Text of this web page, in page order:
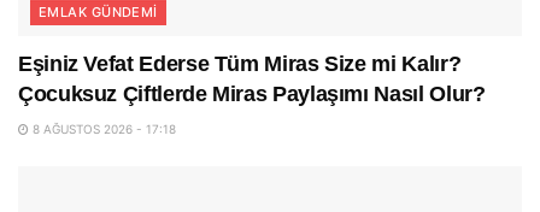
EMLAK GÜNDEMI
Eşiniz Vefat Ederse Tüm Miras Size mi Kalır?
Çocuksuz Çiftlerde Miras Paylaşımı Nasıl Olur?
8 AĞUSTOS 2026 - 17:18